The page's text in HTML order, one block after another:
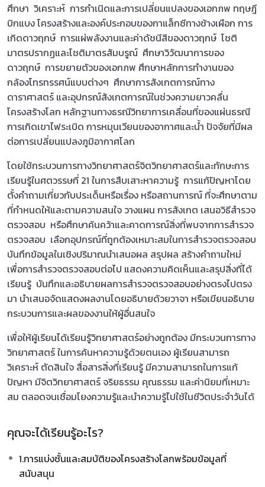
ศึกษา วิเคราะห์ การกําเนิดและการเปลี่ยนแปลงของเอกภพ ทฤษฎี
บิกแบง โครงสร้างและองค์ประกอบของกาแล็กซีทางช้างเผือก การ
เกิดดาวฤกษ์ การแผ่พลังงานและค่าดัชนีสีของดาวฤกษ์ โชติ
มาตรปรากฏและโชติมาตรสัมบรูณ์ ศึกษาวิวัฒนาการของ
ดาวฤกษ์ การขยายตัวของเอกภพ ศึกษาหลักการทํางานของ
กล้องโทรทรรศน์แบบต่างๆ ศึกษาการสังเกตการณ์ทาง
ดาราศาสตร์ และอุปกรณ์สังเกตการณ์ในช่วงความยาวคลื่น
โครงสร้างโลก หลักฐานทางธรณีวิทยาการเคลื่อนที่ของแผ่นธรณี
การเกิดเขาไฟระเบิด การหมุนเวียนของอากาศและน้ำ ปัจจัยที่มีผล
ต่อการเปลี่ยนแปลงภูมิอากาศโลก
โดยใช้กระบวนการทางวิทยาศาสตร์จิตวิทยาศาสตร์และทักษะการ
เรียนรู้ในศตวรรษที่ 21 ในการสืบเสาะหาความรู้ การแก้ปัญหาโดย
ตั้งคำถามเกี่ยวกับประเด็นหรือเรื่อง หรือสถานการณ์ ที่จะศึกษาตาม
ที่กำหนดให้และตามความสนใจ วางแผน การสังเกต เสนอวิธีสำรวจ
ตรวจสอบ หรือศึกษาค้นคว้าและคาดการณ์สิ่งที่พบจากการสำรวจ
ตรวจสอบ เลือกอุปกรณ์ที่ถูกต้องเหมาะสมในการสำรวจตรวจสอบ
บันทึกข้อมูลในเชิงปริมาณนำเสนอผล สรุปผล สร้างคำถามใหม่
เพื่อการสำรวจตรวจสอบต่อไป แสดงความคิดเห็นและสรุปสิ่งที่ได้
เรียนรู้ บันทึกและอธิบายผลการสำรวจตรวจสอบอย่างตรงไปตรง
มา นำเสนอจัดแสดงผลงานโดยอธิบายด้วยวาจา หรือเขียนอธิบาย
กระบวนการและผลของงานให้ผู้อื่นสนใจ
เพื่อให้ผู้เรียนได้เรียนรู้วิทยาศาสตร์อย่างถูกต้อง มีกระบวนการทาง
วิทยาศาสตร์ ในการค้นหาความรู้ด้วยตนเอง ผู้เรียนสามารถ
วิเคราะห์ ตัดสินใจ สื่อสารสิ่งที่เรียนรู้ มีความสามารถในการแก้
ปัญหา มีจิตวิทยาศาสตร์ จริยธรรม คุณธรรม และค่านิยมที่เหมาะ
สม ตลอดจนเชื่อมโยงความรู้และนำความรู้ไปใช้ในชีวิตประจำวันได้
คุณจะได้เรียนรู้อะไร?
1.การแบ่งชั้นและสมบัติของโครงสร้างโลกพร้อมข้อมูลที่
สนับสนุน